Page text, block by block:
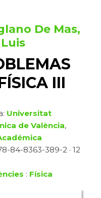
De Mas,
III
Universitat
de València,
84-8363-389-2 · 12
: Física